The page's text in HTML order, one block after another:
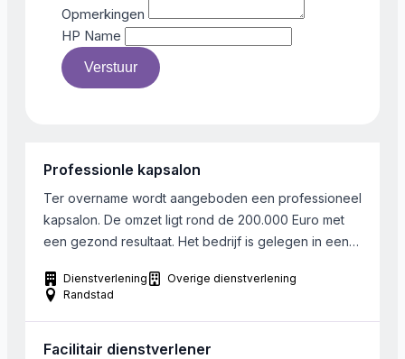
Opmerkingen
HP Name
Verstuur
Professionle kapsalon
Ter overname wordt aangeboden een professioneel
kapsalon. De omzet ligt rond de 200.000 Euro met
een gezond resultaat. Het bedrijf is gelegen in een
op zowel vrouwen, als mannen als ook kinderen.
Daarnaast biedt men aanvullende diensten als
Dienstverlening
Overige dienstverlening
Randstad
Facilitair dienstverlener